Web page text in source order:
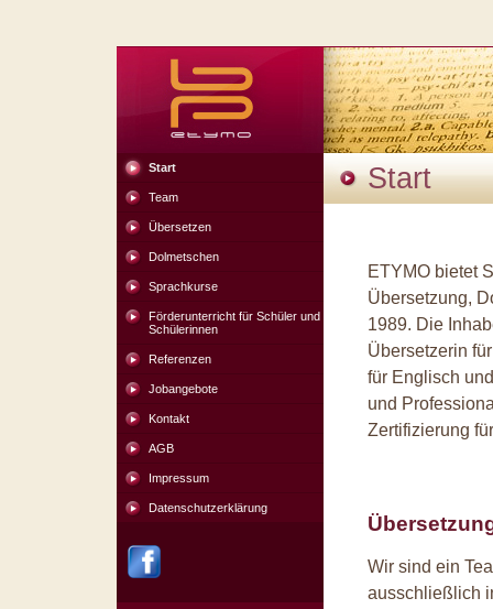
Start
Team
Übersetzen
Dolmetschen
Sprachkurse
Förderunterricht für Schüler und
Schülerinnen
Referenzen
Jobangebote
Kontakt
AGB
Impressum
Datenschutzerklärung
Start
ETYMO bietet
Übersetzung,
1989. Die
Übersetzerin
für Englisch
und
Zertifizierung
Wir sind ein
ausschließlich